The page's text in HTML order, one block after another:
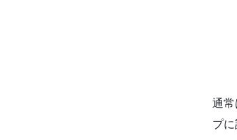
通
プに